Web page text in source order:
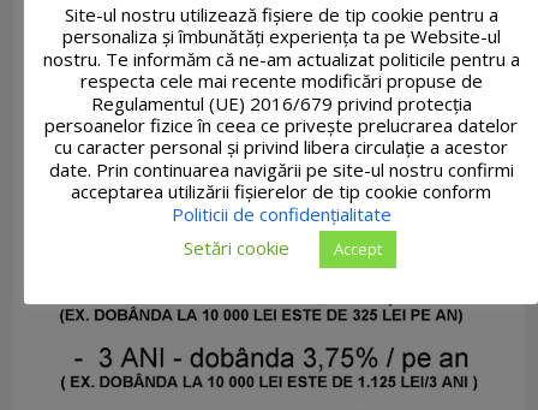
Site-ul nostru utilizează fişiere de tip cookie pentru a
personaliza și îmbunătăți experiența ta pe Website-ul
nostru. Te informăm că ne-am actualizat politicile pentru a
respecta cele mai recente modificări propuse de
Regulamentul (UE) 2016/679 privind protecția
persoanelor fizice în ceea ce privește prelucrarea datelor
cu caracter personal și privind libera circulație a acestor
date. Prin continuarea navigării pe site-ul nostru confirmi
acceptarea utilizării fişierelor de tip cookie conform
Politicii de confidențialitate
Setări cookie
Accept